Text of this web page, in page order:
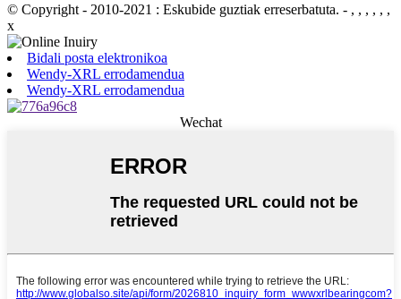
© Copyright - 2010-2021 : Eskubide guztiak erreserbatuta. - , , , , , ,
x
Bidali posta elektronikoa
Wendy-XRL errodamendua
Wendy-XRL errodamendua
Wechat